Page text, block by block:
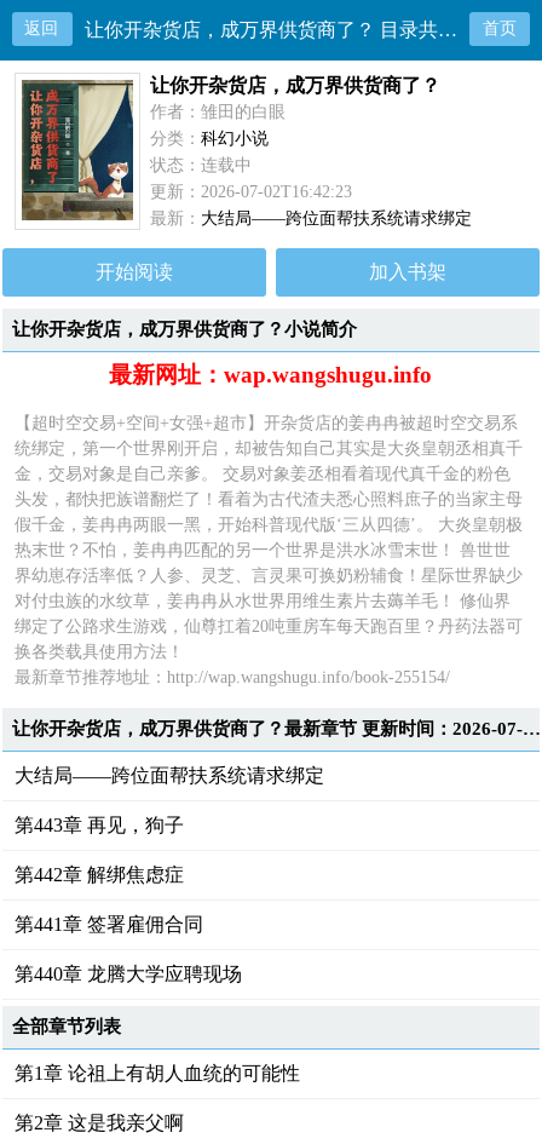
返回 让你开杂货店，成万界供货商了？ 目录共444章 首页
让你开杂货店，成万界供货商了？
作者：雏田的白眼
分类：科幻小说
状态：连载中
更新：2026-07-02T16:42:23
最新： 大结局——跨位面帮扶系统请求绑定
开始阅读 加入书架
让你开杂货店，成万界供货商了？小说简介
最新网址：wap.wangshugu.info
【超时空交易+空间+女强+超市】开杂货店的姜冉冉被超时空交易系
统绑定，第一个世界刚开启，却被告知自己其实是大炎皇朝丞相真千
金，交易对象是自己亲爹。 交易对象姜丞相看着现代真千金的粉色
头发，都快把族谱翻烂了！看着为古代渣夫悉心照料庶子的当家主母
假千金，姜冉冉两眼一黑，开始科普现代版‘三从四德’。 大炎皇朝极
热末世？不怕，姜冉冉匹配的另一个世界是洪水冰雪末世！ 兽世世
界幼崽存活率低？人参、灵芝、言灵果可换奶粉辅食！星际世界缺少
对付虫族的水纹草，姜冉冉从水世界用维生素片去薅羊毛！ 修仙界
绑定了公路求生游戏，仙尊扛着20吨重房车每天跑百里？丹药法器可
换各类载具使用方法！
最新章节推荐地址：http://wap.wangshugu.info/book-255154/
让你开杂货店，成万界供货商了？最新章节 更新时间：2026-07-02T16:42:23
大结局——跨位面帮扶系统请求绑定
第443章 再见，狗子
第442章 解绑焦虑症
第441章 签署雇佣合同
第440章 龙腾大学应聘现场
全部章节列表
第1章 论祖上有胡人血统的可能性
第2章 这是我亲父啊